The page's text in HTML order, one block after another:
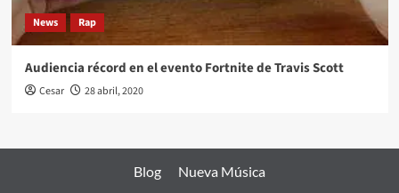
News Rap
Audiencia récord en el evento Fortnite de Travis Scott
Cesar 28 abril, 2020
Blog Nueva Música